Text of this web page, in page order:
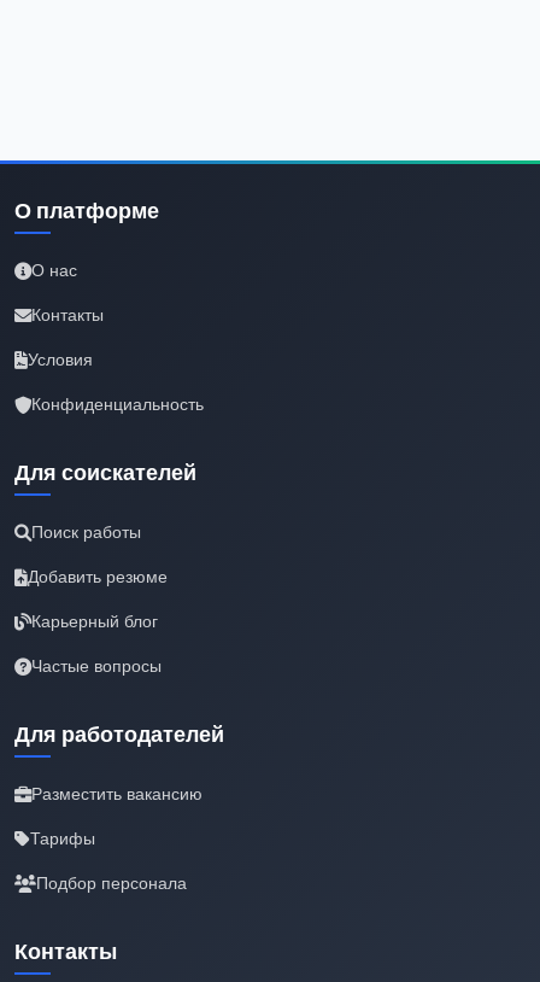
О платформе
О нас
Контакты
Условия
Конфиденциальность
Для соискателей
Поиск работы
Добавить резюме
Карьерный блог
Частые вопросы
Для работодателей
Разместить вакансию
Тарифы
Подбор персонала
Контакты